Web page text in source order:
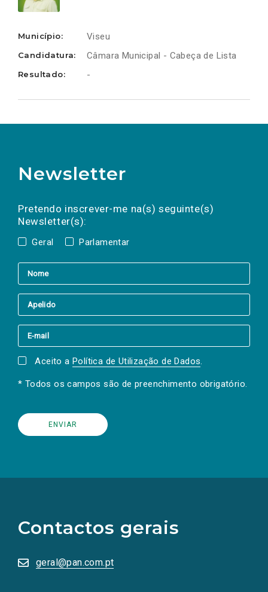
Município: Viseu
Candidatura: Câmara Municipal - Cabeça de Lista
Resultado: -
Newsletter
Pretendo inscrever-me na(s) seguinte(s)
Newsletter(s):
Geral Parlamentar
a(s) newsletter(s).
mail
Aceito a Política de Utilização de Dados.
* Todos os campos são de preenchimento obrigatório.
Contactos gerais
geral@pan.com.pt
redes
sociais
numa
nova